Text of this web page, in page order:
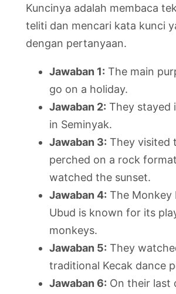
Kuncinya adalah membaca
teliti dan mencari kata kunci
dengan pertanyaan.
Jawaban 1: The main
go on a holiday.
Jawaban 2: They stayed
in Seminyak.
Jawaban 3: They visited
perched on a rock
watched the sunset.
Jawaban 4: The Monkey
Ubud is known for its
monkeys.
Jawaban 5: They
traditional Kecak dance
Jawaban 6: On their last